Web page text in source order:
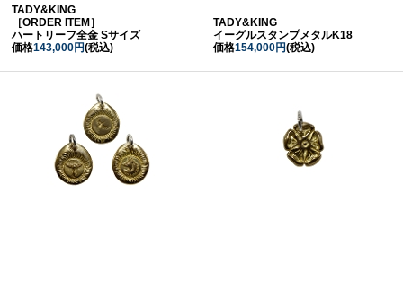
TADY&KING
［ORDER ITEM］
ハートリーフ全金 Sサイズ
価格143,000円(税込)
TADY&KING
イーグルスタンプメタルK18
価格154,000円(税込)